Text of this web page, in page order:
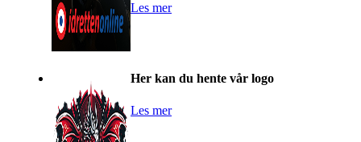
Les mer
Her kan du hente vår logo
Les mer